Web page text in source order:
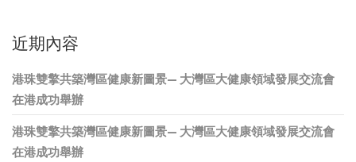
近期內容
港珠雙擎共築灣區健康新圖景— 大灣區大健康領域發展交流會
在港成功舉辦
港珠雙擎共築灣區健康新圖景— 大灣區大健康領域發展交流會
在港成功舉辦